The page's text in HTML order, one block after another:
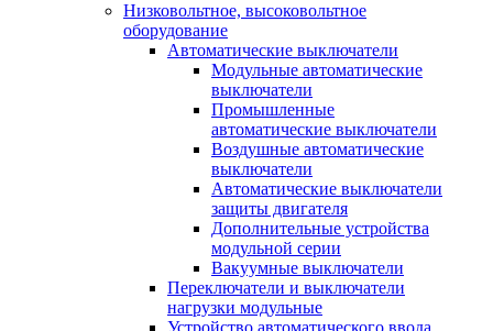
Низковольтное, высоковольтное
оборудование
Автоматические выключатели
Модульные автоматические
выключатели
Промышленные
автоматические выключатели
Воздушные автоматические
выключатели
Автоматические выключатели
защиты двигателя
Дополнительные устройства
модульной серии
Вакуумные выключатели
Переключатели и выключатели
нагрузки модульные